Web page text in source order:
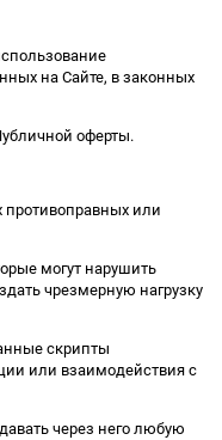
на Сайте, в законных
оферты.
или
могут нарушить
чрезмерную нагрузку
скрипты
или взаимодействия с
через него любую